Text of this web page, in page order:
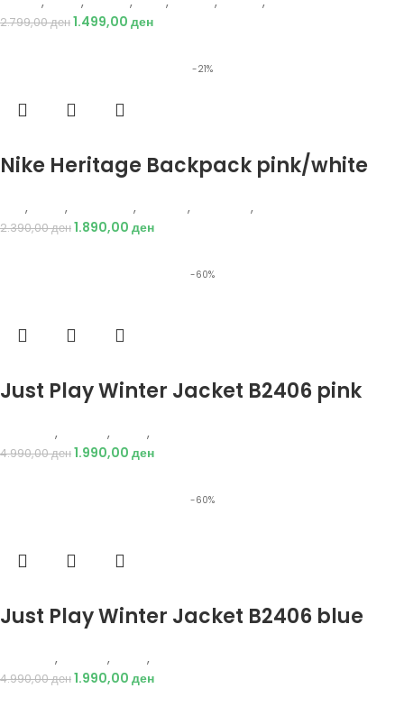
2.799,00ден1.499,00 ден
-21%
Nike Heritage Backpack pink/white
, , , , ,
2.390,00ден1.890,00 ден
-60%
Just Play Winter Jacket B2406 pink
, , ,
4.990,00ден1.990,00 ден
-60%
Just Play Winter Jacket B2406 blue
, , ,
4.990,00ден1.990,00 ден